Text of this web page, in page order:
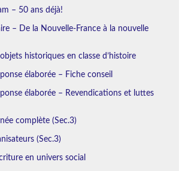
– 50 ans déjà!
– De la Nouvelle-France à la nouvelle
historiques en classe d’histoire
élaborée – Fiche conseil
élaborée – Revendications et luttes
complète (Sec.3)
(Sec.3)
en univers social